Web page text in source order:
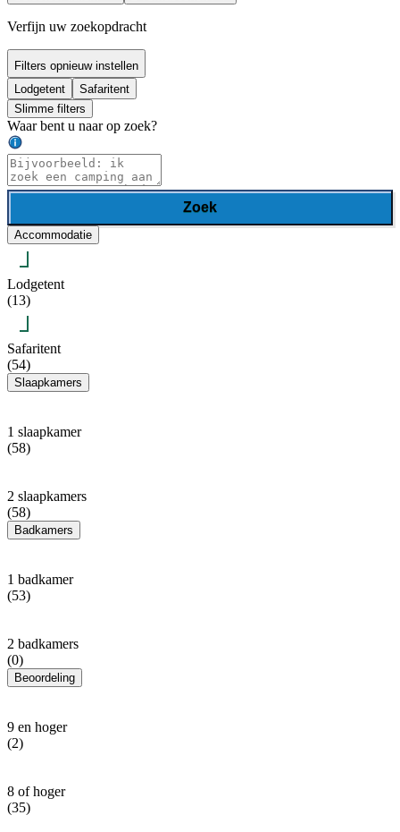
Verfijn uw zoekopdracht
Filters opnieuw instellen
Lodgetent
Safaritent
Slimme filters
Waar bent u naar op zoek?
Zoek
Accommodatie
Lodgetent
(13)
Safaritent
(54)
Slaapkamers
1 slaapkamer
(58)
2 slaapkamers
(58)
Badkamers
1 badkamer
(53)
2 badkamers
(0)
Beoordeling
9 en hoger
(2)
8 of hoger
(35)